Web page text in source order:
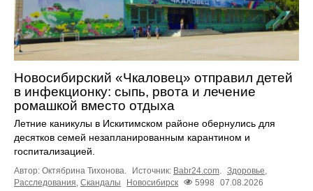
Новосибирский «Чкаловец» отправил детей
в инфекционку: сыпь, рвота и лечение
ромашкой вместо отдыха
Летние каникулы в Искитимском районе обернулись для
десятков семей незапланированным карантином и
госпитализацией.
Автор: Октябрина Тихонова. Источник: Babr24.com. Здоровье,
Расследования, Скандалы Новосибирск 5998 07.08.2026